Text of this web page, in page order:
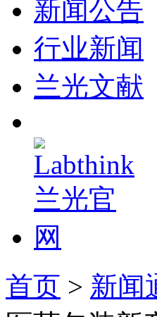
新闻公告
行业新闻
兰光文献
首页 > 新闻